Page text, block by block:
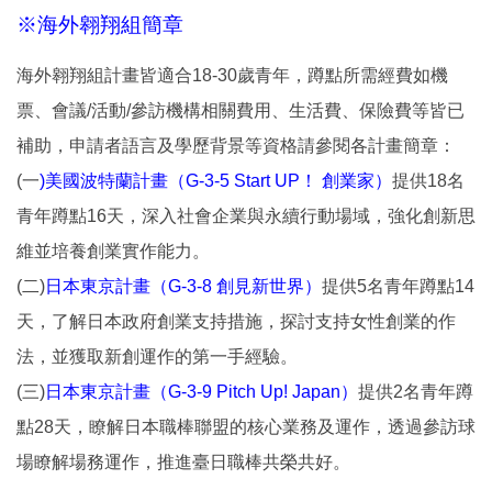
※海外翱翔組簡章
海外翱翔組計畫皆適合18-30歲青年，蹲點所需經費如機
票、會議/活動/參訪機構相關費用、生活費、保險費等皆已
補助，申請者語言及學歷背景等資格請參閱各計畫簡章：
(一)美國波特蘭計畫（G-3-5 Start UP！ 創業家） 提供18名
青年蹲點16天，深入社會企業與永續行動場域，強化創新思
維並培養創業實作能力。
(二)日本東京計畫（G-3-8 創見新世界） 提供5名青年蹲點14
天，了解日本政府創業支持措施，探討支持女性創業的作
法，並獲取新創運作的第一手經驗。
(三)日本東京計畫（G-3-9 Pitch Up! Japan） 提供2名青年蹲
點28天，瞭解日本職棒聯盟的核心業務及運作，透過參訪球
場瞭解場務運作，推進臺日職棒共榮共好。